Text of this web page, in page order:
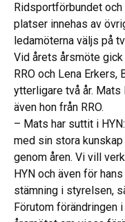
Ridsportförbundet
platser innehas av
ledamöterna väljs på
Vid årets årsmöte
RRO och Lena
ytterligare två år.
även hon från RRO.
– Mats har suttit i
med sin stora
genom åren. Vi vill
HYN och även för
stämning i styrelsen,
Förutom